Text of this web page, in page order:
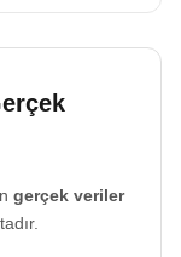
gerçek veriler